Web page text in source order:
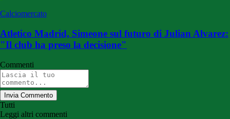
Calciomercato
Atletico Madrid, Simeone sul futuro di Julian Alvarez:
"Il club ha preso la decisione"
Commenti
Invia Commento
Tutti
Leggi altri commenti